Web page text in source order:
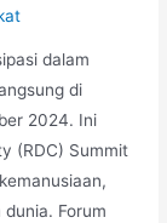
dalam
di
2024. Ini
(RDC) Summit
Forum